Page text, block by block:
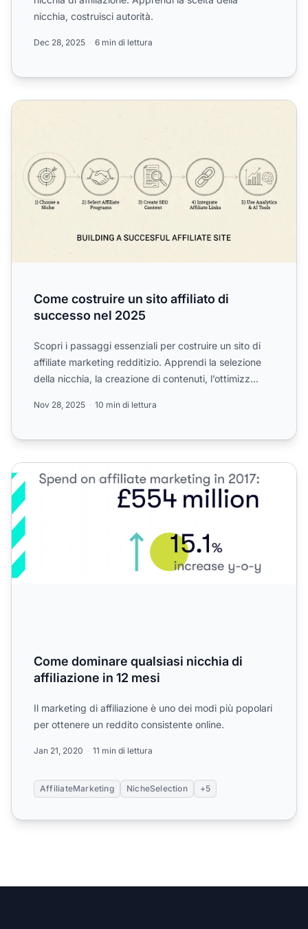
nicchia, costruisci autorità.
Dec 28, 2025 6 min di lettura
Come costruire un sito affiliato di successo nel 2025
Come costruire un sito affiliato di
successo nel 2025
Scopri i passaggi essenziali per costruire un sito di
affiliate marketing redditizio. Apprendi la selezione
della nicchia, la creazione di contenuti, l’ottimizz...
Nov 28, 2025 10 min di lettura
Come dominare qualsiasi nicchia di affiliazione in 12 mesi
Come dominare qualsiasi nicchia di
affiliazione in 12 mesi
Il marketing di affiliazione è uno dei modi più popolari
per ottenere un reddito consistente online.
Jan 21, 2020 11 min di lettura
AffiliateMarketing NicheSelection +5